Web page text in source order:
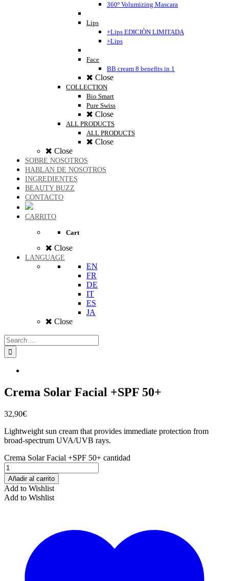
360º Volumizing Mascara
Lips
+Lips EDICIÒN LIMITADA
+Lips
Face
BB cream 8 benefits in 1
Close
COLLECTION
Bio Smart
Pure Swiss
Close
ALL PRODUCTS
ALL PRODUCTS
Close
Close
SOBRE NOSOTROS
HABLAN DE NOSOTROS
INGREDIENTES
BEAUTY BUZZ
CONTACTO
CARRITO
Cart
Close
LANGUAGE
EN
FR
DE
IT
ES
JA
Close
Crema Solar Facial +SPF 50+
32,90€
Lightweight sun cream that provides immediate protection from
broad-spectrum UVA/UVB rays.
Crema Solar Facial +SPF 50+ cantidad
Añadir al carrito
Add to Wishlist
Add to Wishlist